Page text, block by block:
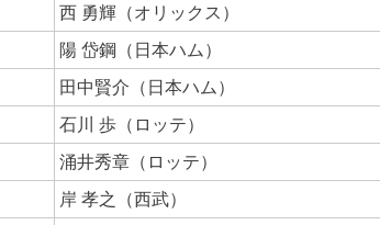
西 勇輝（オリックス）
陽 岱鋼（日本ハム）
田中賢介（日本ハム）
石川 歩（ロッテ）
涌井秀章（ロッテ）
岸 孝之（西武）